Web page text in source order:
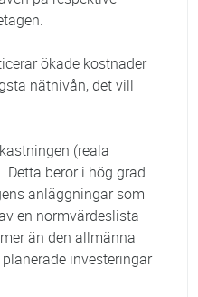
ökade kostnader
nätnivån, det vill
(reala
beror i hög grad
anläggningar som
en normvärdeslista
än den allmänna
investeringar